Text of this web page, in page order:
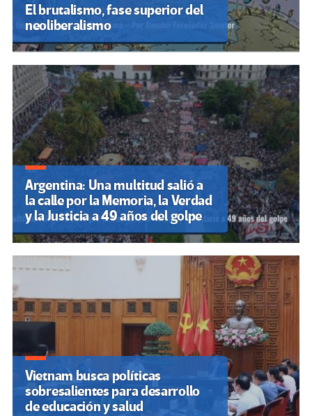
El brutalismo, fase superior del
neoliberalismo
Argentina: Una multitud salió a
la calle por la Memoria, la Verdad
y la Justicia a 49 años del golpe
Vietnam busca políticas
sobresalientes para desarrollo
de educación y salud